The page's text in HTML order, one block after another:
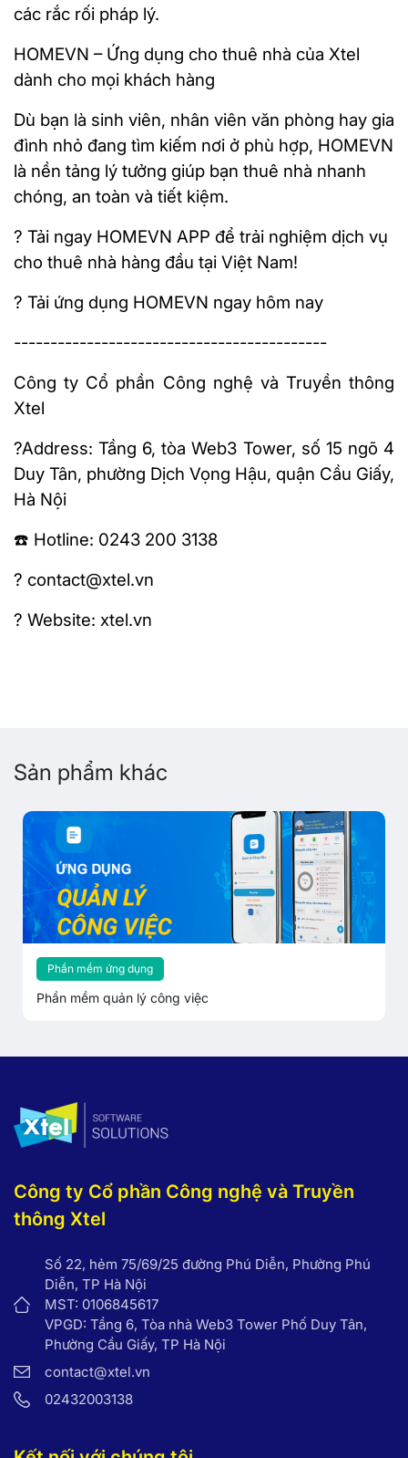
các rắc rối pháp lý.
HOMEVN – Ứng dụng cho thuê nhà của Xtel
dành cho mọi khách hàng
Dù bạn là sinh viên, nhân viên văn phòng hay gia
đình nhỏ đang tìm kiếm nơi ở phù hợp, HOMEVN
là nền tảng lý tưởng giúp bạn thuê nhà nhanh
chóng, an toàn và tiết kiệm.
? Tải ngay HOMEVN APP để trải nghiệm dịch vụ
cho thuê nhà hàng đầu tại Việt Nam!
? Tải ứng dụng HOMEVN ngay hôm nay
-------------------------------------------
Công ty Cổ phần Công nghệ và Truyền thông
Xtel
?Address: Tầng 6, tòa Web3 Tower, số 15 ngõ 4
Duy Tân, phường Dịch Vọng Hậu, quận Cầu Giấy,
Hà Nội
☎️ Hotline: 0243 200 3138
? contact@xtel.vn
?️ Website: xtel.vn
Sản phẩm khác
Phần mềm ứng dụng
Phần mềm quản lý công việc
Công ty Cổ phần Công nghệ và Truyền
thông Xtel
Số 22, hẻm 75/69/25 đường Phú Diễn, Phường Phú
Diễn, TP Hà Nội
MST: 0106845617
VPGD: Tầng 6, Tòa nhà Web3 Tower Phố Duy Tân,
Phường Cầu Giấy, TP Hà Nội
contact@xtel.vn
02432003138